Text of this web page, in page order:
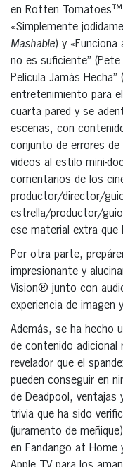
en Rotten
«Simplemente
Mashable) y «Funciona
no es suficiente” (Pete
Película Jamás
entretenimiento para
cuarta pared y se
escenas, con
conjunto de errores de
videos al estilo mini-
comentarios de los
productor/director/
estrella/productor/
ese material extra que
Por otra parte,
impresionante y
Vision® junto con
experiencia de imagen
Además, se ha hecho
de contenido adicional
revelador que el
pueden conseguir en
de Deadpool, ventajas
trivia que ha sido
(juramento de
en Fandango at